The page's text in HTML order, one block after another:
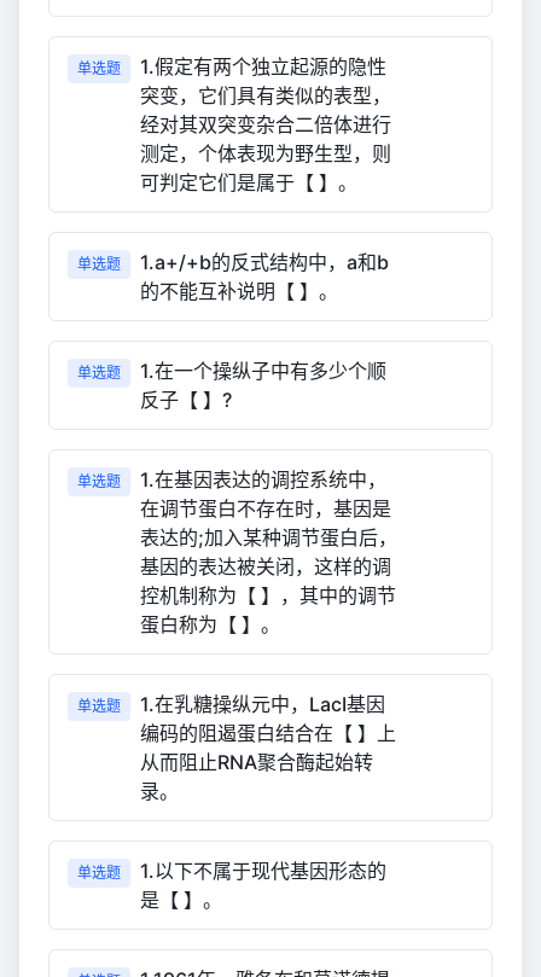
单选题
1.假定有两个独立起源的隐性
突变，它们具有类似的表型，
经对其双突变杂合二倍体进行
测定，个体表现为野生型，则
可判定它们是属于【 】。
单选题
1.a+/+b的反式结构中，a和b
的不能互补说明【 】。
单选题
1.在一个操纵子中有多少个顺
反子【 】?
单选题
1.在基因表达的调控系统中，
在调节蛋白不存在时，基因是
表达的;加入某种调节蛋白后，
基因的表达被关闭，这样的调
控机制称为【 】，其中的调节
蛋白称为【 】。
单选题
1.在乳糖操纵元中，LacⅠ基因
编码的阻遏蛋白结合在【 】上
从而阻止RNA聚合酶起始转
录。
单选题
1.以下不属于现代基因形态的
是【 】。